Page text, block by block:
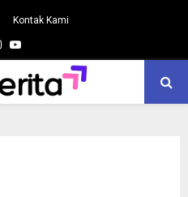
Kontak Kami
Instagram
Youtube